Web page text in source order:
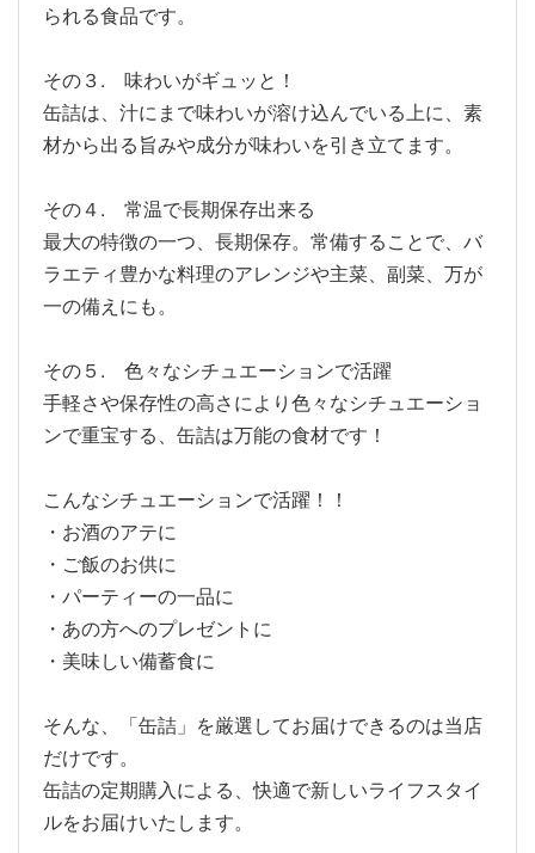
られる食品です。
その３. 味わいがギュッと！
缶詰は、汁にまで味わいが溶け込んでいる上に、素
材から出る旨みや成分が味わいを引き立てます。
その４. 常温で長期保存出来る
最大の特徴の一つ、長期保存。常備することで、バ
ラエティ豊かな料理のアレンジや主菜、副菜、万が
一の備えにも。
その５. 色々なシチュエーションで活躍
手軽さや保存性の高さにより色々なシチュエーショ
ンで重宝する、缶詰は万能の食材です！
こんなシチュエーションで活躍！！
・お酒のアテに
・ご飯のお供に
・パーティーの一品に
・あの方へのプレゼントに
・美味しい備蓄食に
そんな、「缶詰」を厳選してお届けできるのは当店
だけです。
缶詰の定期購入による、快適で新しいライフスタイ
ルをお届けいたします。